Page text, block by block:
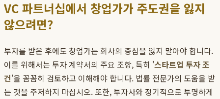
VC 파트너십에서 창업가가 주도권을 잃지
않으려면?
투자를 받은 후에도 창업가는 회사의 중심을 잃지 말아야 합니다.
이를 위해서는 투자 계약서의 주요 조항, 특히 '스타트업 투자 조
건'을 꼼꼼히 검토하고 이해해야 합니다. 법률 전문가의 도움을 받
는 것을 주저하지 마십시오. 또한, 투자사와 정기적으로 투명하게